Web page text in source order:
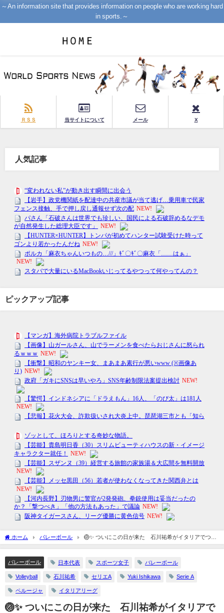
～An information site that provides information on people who are working hard
in sports.～
ＲＳＳ 当サイトについて メール X
人気記事
ピックアップ記事
ホーム バレーボール
🏐✨ ついにこの日が来た 石川祐希がイタリアでつか
み取った初めての頂点
バレーボール 日本代表 スポーツ女子 バレーボール
Volleyball 石川祐希 セリエA Yuki Ishikawa Serie A
ペルージャ イタリアリーグ
🏐✨ ついにこの日が来た 石川祐希がイタリアで